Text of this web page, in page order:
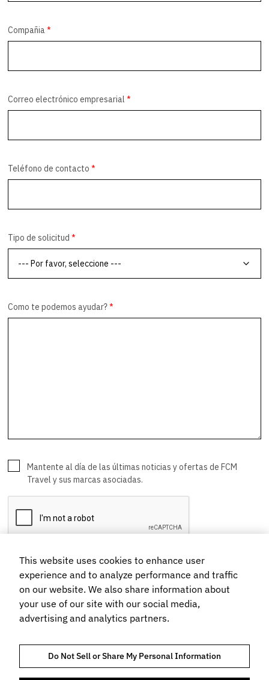
This website uses cookies to enhance user
experience and to analyze performance and traffic
on our website. We also share information about
your use of our site with our social media,
advertising and analytics partners.
Do Not Sell or Share My Personal Information